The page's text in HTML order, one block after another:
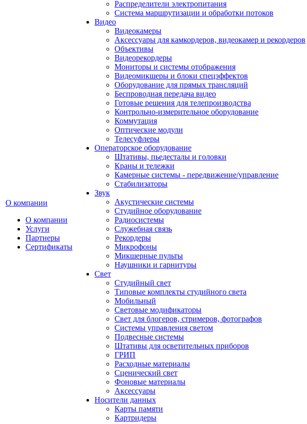
О компании
О компании
Услуги
Партнеры
Сертификаты
Распределители электропитания
Система маршрутизации и обработки потоков
Видео
Видеокамеры
Аксессуары для камкордеров, видеокамер и рекордеров
Объективы
Видеорекордеры
Мониторы и системы отображения
Видеомикшеры и блоки спецэффектов
Оборудование для прямых трансляций
Беспроводная передача видео
Готовые решения для телепроизводства
Контрольно-измерительное оборудование
Коммутация
Оптические модули
Телесуфлеры
Операторское оборудование
Штативы, пьедесталы и головки
Краны и тележки
Камерные системы - передвижение/управление
Стабилизаторы
Звук
Акустические системы
Студийное оборудование
Радиосистемы
Служебная связь
Рекордеры
Микрофоны
Микшерные пульты
Наушники и гарнитуры
Свет
Студийный свет
Типовые комплекты студийного света
Мобильный
Световые модификаторы
Свет для блогеров, стримеров, фотографов
Системы управления светом
Подвесные системы
Штативы для осветительных приборов
ГРИП
Расходные материалы
Сценический свет
Фоновые материалы
Аксессуары
Носители данных
Карты памяти
Картридеры